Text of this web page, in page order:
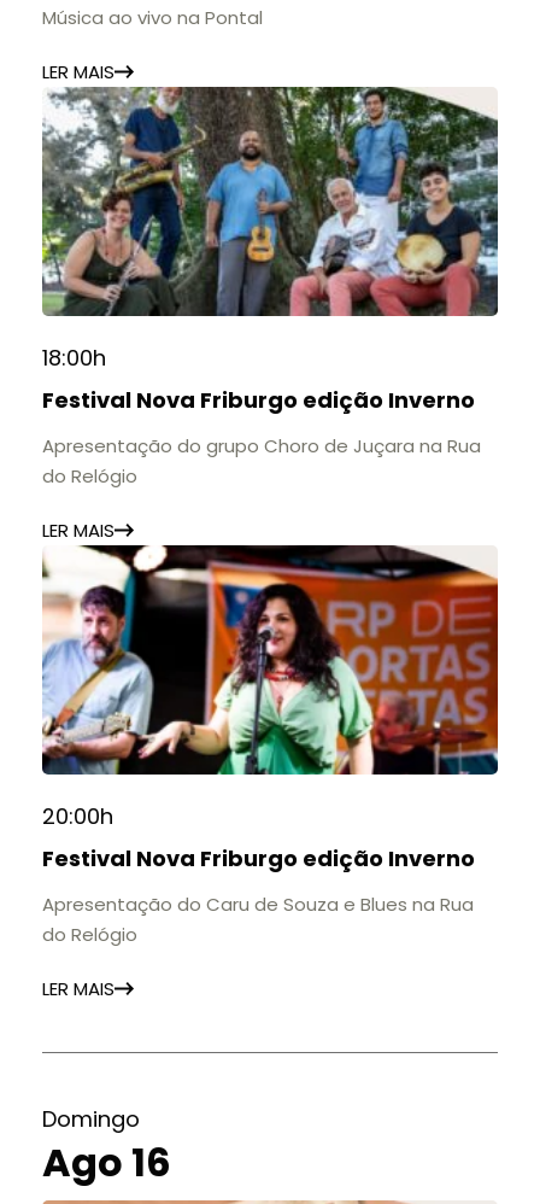
Música ao vivo na Pontal
LER MAIS
18:00h
Festival Nova Friburgo edição Inverno
Apresentação do grupo Choro de Juçara na Rua
do Relógio
LER MAIS
20:00h
Festival Nova Friburgo edição Inverno
Apresentação do Caru de Souza e Blues na Rua
do Relógio
LER MAIS
Domingo
Ago 16